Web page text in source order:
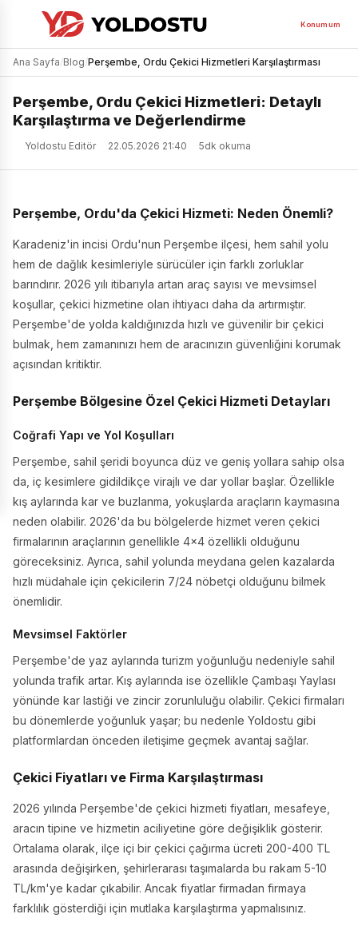
Konumum
Ana Sayfa/Blog/Perşembe, Ordu Çekici Hizmetleri Karşılaştırması
Perşembe, Ordu Çekici Hizmetleri: Detaylı
Karşılaştırma ve Değerlendirme
Yoldostu Editör 22.05.2026 21:40 5dk okuma
Perşembe, Ordu'da Çekici Hizmeti: Neden Önemli?
Karadeniz'in incisi Ordu'nun Perşembe ilçesi, hem sahil yolu
hem de dağlık kesimleriyle sürücüler için farklı zorluklar
barındırır. 2026 yılı itibarıyla artan araç sayısı ve mevsimsel
koşullar, çekici hizmetine olan ihtiyacı daha da artırmıştır.
Perşembe'de yolda kaldığınızda hızlı ve güvenilir bir çekici
bulmak, hem zamanınızı hem de aracınızın güvenliğini korumak
açısından kritiktir.
Perşembe Bölgesine Özel Çekici Hizmeti Detayları
Coğrafi Yapı ve Yol Koşulları
Perşembe, sahil şeridi boyunca düz ve geniş yollara sahip olsa
da, iç kesimlere gidildikçe virajlı ve dar yollar başlar. Özellikle
kış aylarında kar ve buzlanma, yokuşlarda araçların kaymasına
neden olabilir. 2026'da bu bölgelerde hizmet veren çekici
firmalarının araçlarının genellikle 4x4 özellikli olduğunu
göreceksiniz. Ayrıca, sahil yolunda meydana gelen kazalarda
hızlı müdahale için çekicilerin 7/24 nöbetçi olduğunu bilmek
önemlidir.
Mevsimsel Faktörler
Perşembe'de yaz aylarında turizm yoğunluğu nedeniyle sahil
yolunda trafik artar. Kış aylarında ise özellikle Çambaşı Yaylası
yönünde kar lastiği ve zincir zorunluluğu olabilir. Çekici firmaları
bu dönemlerde yoğunluk yaşar; bu nedenle Yoldostu gibi
platformlardan önceden iletişime geçmek avantaj sağlar.
Çekici Fiyatları ve Firma Karşılaştırması
2026 yılında Perşembe'de çekici hizmeti fiyatları, mesafeye,
aracın tipine ve hizmetin aciliyetine göre değişiklik gösterir.
Ortalama olarak, ilçe içi bir çekici çağırma ücreti 200-400 TL
arasında değişirken, şehirlerarası taşımalarda bu rakam 5-10
TL/km'ye kadar çıkabilir. Ancak fiyatlar firmadan firmaya
farklılık gösterdiği için mutlaka karşılaştırma yapmalısınız.